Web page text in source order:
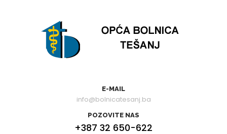
E-MAIL
info@bolnicatesanj.ba
POZOVITE NAS
+387 32 650-622